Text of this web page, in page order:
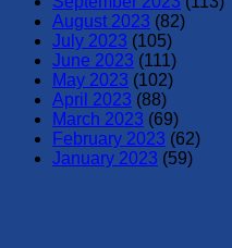
August 2023 (82)
July 2023 (105)
June 2023 (111)
May 2023 (102)
April 2023 (88)
March 2023 (69)
February 2023 (62)
January 2023 (59)